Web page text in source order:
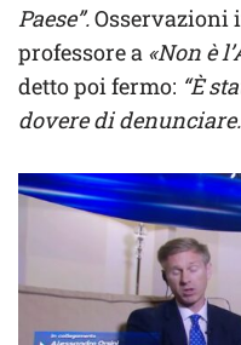
Paese”.Osservazioni
professore a «Non è
detto poi fermo: “È
dovere di